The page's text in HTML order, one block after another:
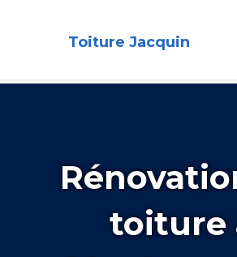
Toiture Jacquin
toiture